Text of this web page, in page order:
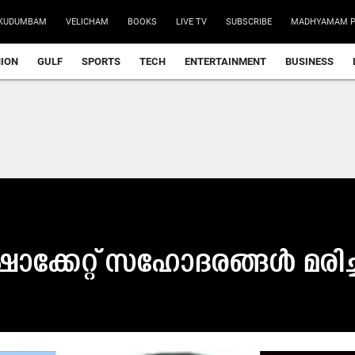
VELICHAM BOOKS LIVE TV SUBSCRIBE MADHYAMAM
GULF SPORTS TECH ENTERTAINMENT BUSINESS
സഹോദരങ്ങൾ